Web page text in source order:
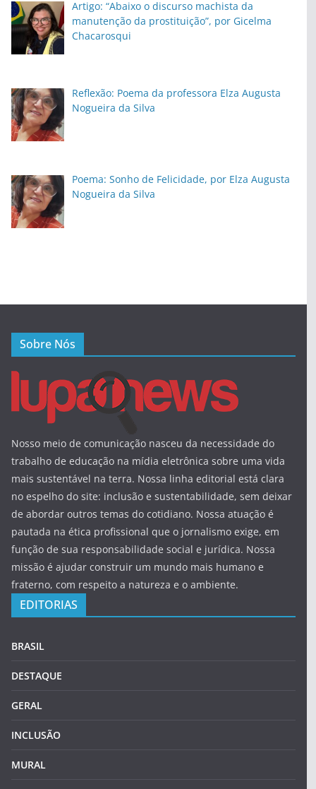
Artigo: “Abaixo o discurso machista da
manutenção da prostituição”, por Gicelma
Chacarosqui
Reflexão: Poema da professora Elza Augusta
Nogueira da Silva
Poema: Sonho de Felicidade, por Elza Augusta
Nogueira da Silva
Sobre Nós
Nosso meio de comunicação nasceu da necessidade do
trabalho de educação na mídia eletrônica sobre uma vida
mais sustentável na terra. Nossa linha editorial está clara
no espelho do site: inclusão e sustentabilidade, sem deixar
de abordar outros temas do cotidiano. Nossa atuação é
pautada na ética profissional que o jornalismo exige, em
função de sua responsabilidade social e jurídica. Nossa
missão é ajudar construir um mundo mais humano e
fraterno, com respeito a natureza e o ambiente.
EDITORIAS
BRASIL
DESTAQUE
GERAL
INCLUSÃO
MURAL